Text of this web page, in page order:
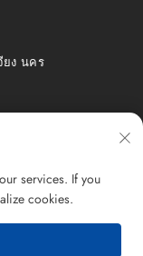
ยง นคร
services. If you
cookies.